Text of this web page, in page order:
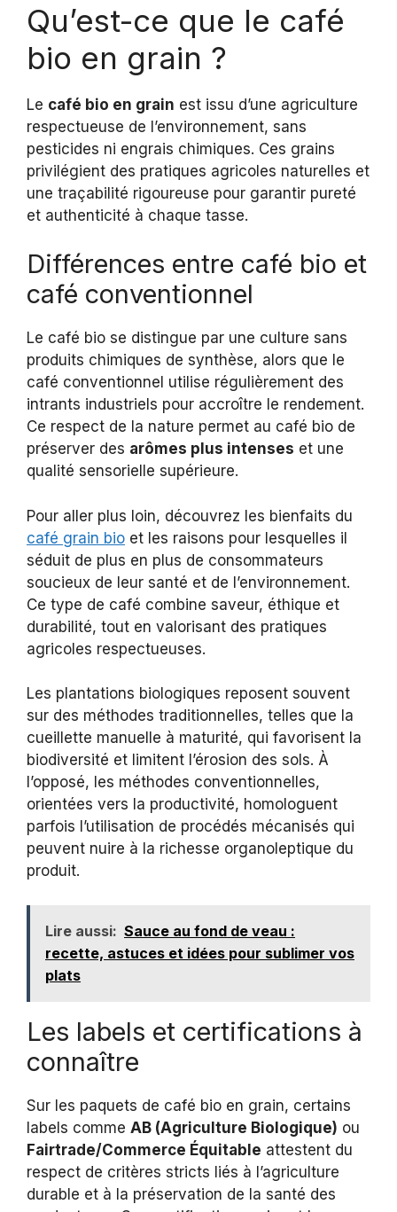
Qu’est-ce que le café
bio en grain ?
Le café bio en grain est issu d’une agriculture
respectueuse de l’environnement, sans
pesticides ni engrais chimiques. Ces grains
privilégient des pratiques agricoles naturelles et
une traçabilité rigoureuse pour garantir pureté
et authenticité à chaque tasse.
Différences entre café bio et
café conventionnel
Le café bio se distingue par une culture sans
produits chimiques de synthèse, alors que le
café conventionnel utilise régulièrement des
intrants industriels pour accroître le rendement.
Ce respect de la nature permet au café bio de
préserver des arômes plus intenses et une
qualité sensorielle supérieure.
Pour aller plus loin, découvrez les bienfaits du
café grain bio et les raisons pour lesquelles il
séduit de plus en plus de consommateurs
soucieux de leur santé et de l’environnement.
Ce type de café combine saveur, éthique et
durabilité, tout en valorisant des pratiques
agricoles respectueuses.
Les plantations biologiques reposent souvent
sur des méthodes traditionnelles, telles que la
cueillette manuelle à maturité, qui favorisent la
biodiversité et limitent l’érosion des sols. À
l’opposé, les méthodes conventionnelles,
orientées vers la productivité, homologuent
parfois l’utilisation de procédés mécanisés qui
peuvent nuire à la richesse organoleptique du
produit.
Lire aussi: Sauce au fond de veau :
recette, astuces et idées pour sublimer vos
plats
Les labels et certifications à
connaître
Sur les paquets de café bio en grain, certains
labels comme AB (Agriculture Biologique) ou
Fairtrade/Commerce Équitable attestent du
respect de critères stricts liés à l’agriculture
durable et à la préservation de la santé des